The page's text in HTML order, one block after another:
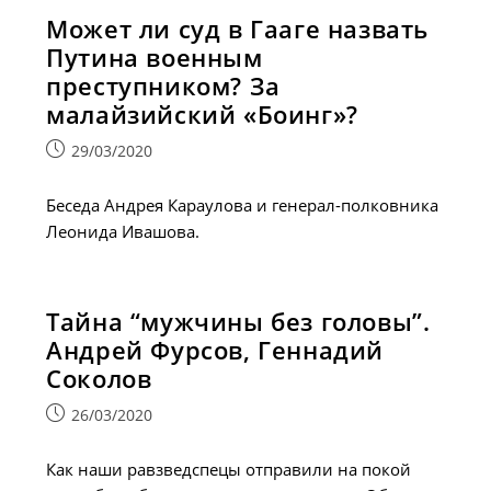
Может ли суд в Гааге назвать
Путина военным
преступником? За
малайзийский «Боинг»?
Запись29/03/2020
Беседа Андрея Караулова и генерал-полковника
Леонида Ивашова.
Тайна “мужчины без головы”.
Андрей Фурсов, Геннадий
Соколов
Запись26/03/2020
Как наши равзведспецы отправили на покой